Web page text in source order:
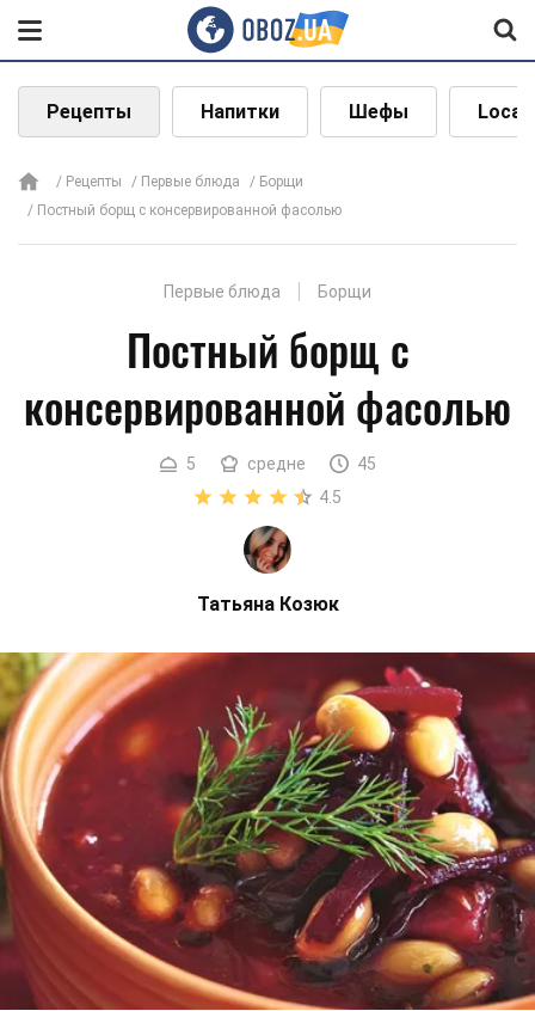
Рецепты Напитки Шефы Local
Рецепты Первые блюда
Борщи
Постный борщ с консервированной фасолью
Первые блюда Борщи
Постный борщ с
консервированной фасолью
5 средне
45
4.5
Татьяна Козюк